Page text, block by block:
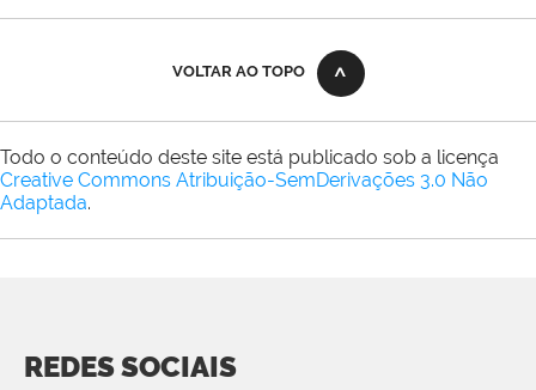
VOLTAR AO TOPO
Todo o conteúdo deste site está publicado sob a licença
Creative Commons Atribuição-SemDerivações 3.0 Não
Adaptada.
REDES SOCIAIS